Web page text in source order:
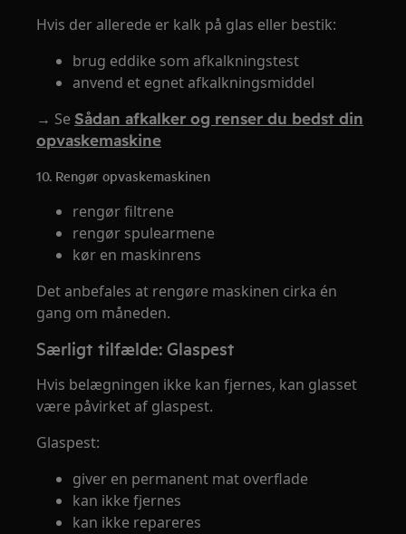
Hvis der allerede er kalk på glas eller bestik:
brug eddike som afkalkningstest
anvend et egnet afkalkningsmiddel
→ Se Sådan afkalker og renser du bedst din
opvaskemaskine
10. Rengør opvaskemaskinen
rengør filtrene
rengør spulearmene
kør en maskinrens
Det anbefales at rengøre maskinen cirka én
gang om måneden.
Særligt tilfælde: Glaspest
Hvis belægningen ikke kan fjernes, kan glasset
være påvirket af glaspest.
Glaspest:
giver en permanent mat overflade
kan ikke fjernes
kan ikke repareres